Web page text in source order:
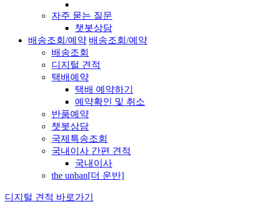
자주 묻는 질문
챗봇상담
배송조회/예약 배송조회/예약
배송조회
디지털 견적
택배예약
택배 예약하기
예약확인 및 취소
반품예약
챗봇상담
국제특송조회
국내이사 간편 견적
국내이사
the unban[더 운반]
디지털 견적 바로가기